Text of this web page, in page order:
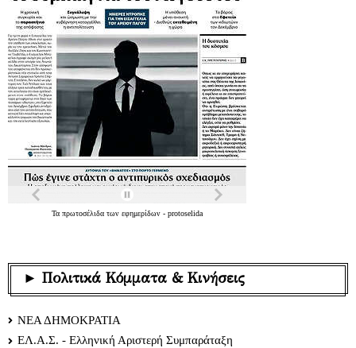
Τα πρωτοσέλιδα των εφημερίδων - protoselida
► Πολιτικά Κόμματα & Κινήσεις
ΝΕΑ ΔΗΜΟΚΡΑΤΙΑ
ΕΛ.Α.Σ. - Ελληνική Αριστερή Συμπαράταξη